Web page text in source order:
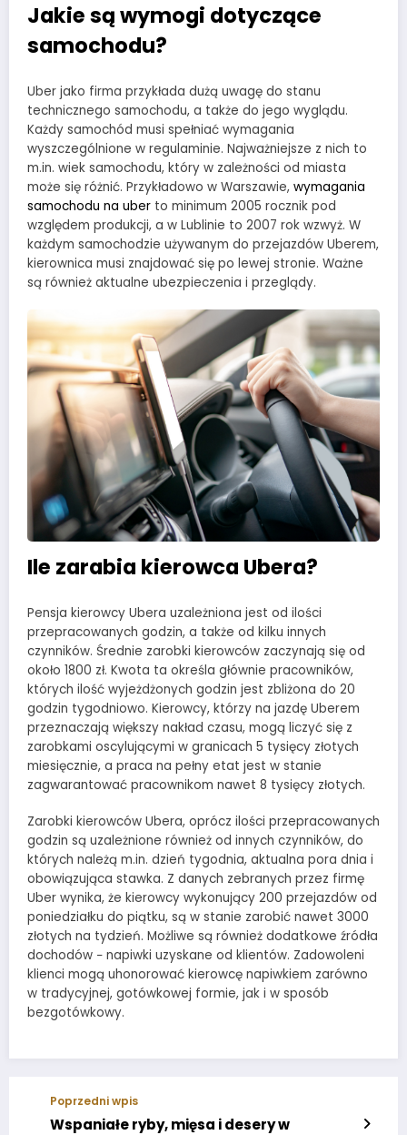
Jakie są wymogi dotyczące
samochodu?
Uber jako firma przykłada dużą uwagę do stanu
technicznego samochodu, a także do jego wyglądu.
Każdy samochód musi spełniać wymagania
wyszczególnione w regulaminie. Najważniejsze z nich to
m.in. wiek samochodu, który w zależności od miasta
może się różnić. Przykładowo w Warszawie, wymagania
samochodu na uber to minimum 2005 rocznik pod
względem produkcji, a w Lublinie to 2007 rok wzwyż. W
każdym samochodzie używanym do przejazdów Uberem,
kierownica musi znajdować się po lewej stronie. Ważne
są również aktualne ubezpieczenia i przeglądy.
Ile zarabia kierowca Ubera?
Pensja kierowcy Ubera uzależniona jest od ilości
przepracowanych godzin, a także od kilku innych
czynników. Średnie zarobki kierowców zaczynają się od
około 1800 zł. Kwota ta określa głównie pracowników,
których ilość wyjeżdżonych godzin jest zbliżona do 20
godzin tygodniowo. Kierowcy, którzy na jazdę Uberem
przeznaczają większy nakład czasu, mogą liczyć się z
zarobkami oscylującymi w granicach 5 tysięcy złotych
miesięcznie, a praca na pełny etat jest w stanie
zagwarantować pracownikom nawet 8 tysięcy złotych.
Zarobki kierowców Ubera, oprócz ilości przepracowanych
godzin są uzależnione również od innych czynników, do
których należą m.in. dzień tygodnia, aktualna pora dnia i
obowiązująca stawka. Z danych zebranych przez firmę
Uber wynika, że kierowcy wykonujący 200 przejazdów od
poniedziałku do piątku, są w stanie zarobić nawet 3000
złotych na tydzień. Możliwe są również dodatkowe źródła
dochodów − napiwki uzyskane od klientów. Zadowoleni
klienci mogą uhonorować kierowcę napiwkiem zarówno
w tradycyjnej, gotówkowej formie, jak i w sposób
bezgotówkowy.
Poprzedni wpis
Wspaniałe ryby, mięsa i desery w